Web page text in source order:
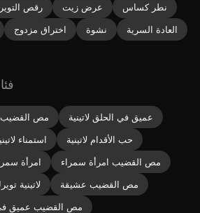
رقص عرض زيت
نطر كساس
اختراق مزدوج نشوة
العادة السرية
مص القضيب
عميق في الحلق لاتينية
استمناء
حب الأقدام لاتينية
امرأة
مص القضيب امرأة سمراء
لاتينية
مص القضيب عشيقة
مص القضيب عميق